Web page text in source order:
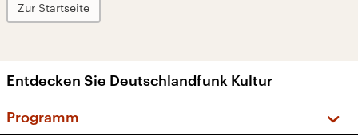
Zur Startseite
Entdecken Sie Deutschlandfunk Kultur
Programm